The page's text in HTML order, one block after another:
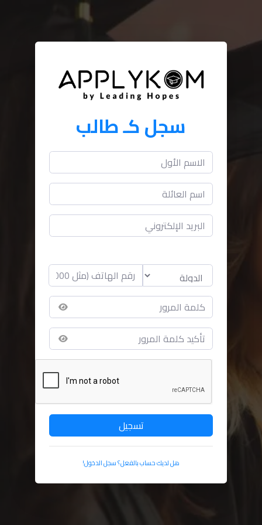
سجل كـ طالب
تسجيل
هل لديك حساب بالفعل؟ سجل الدخول!